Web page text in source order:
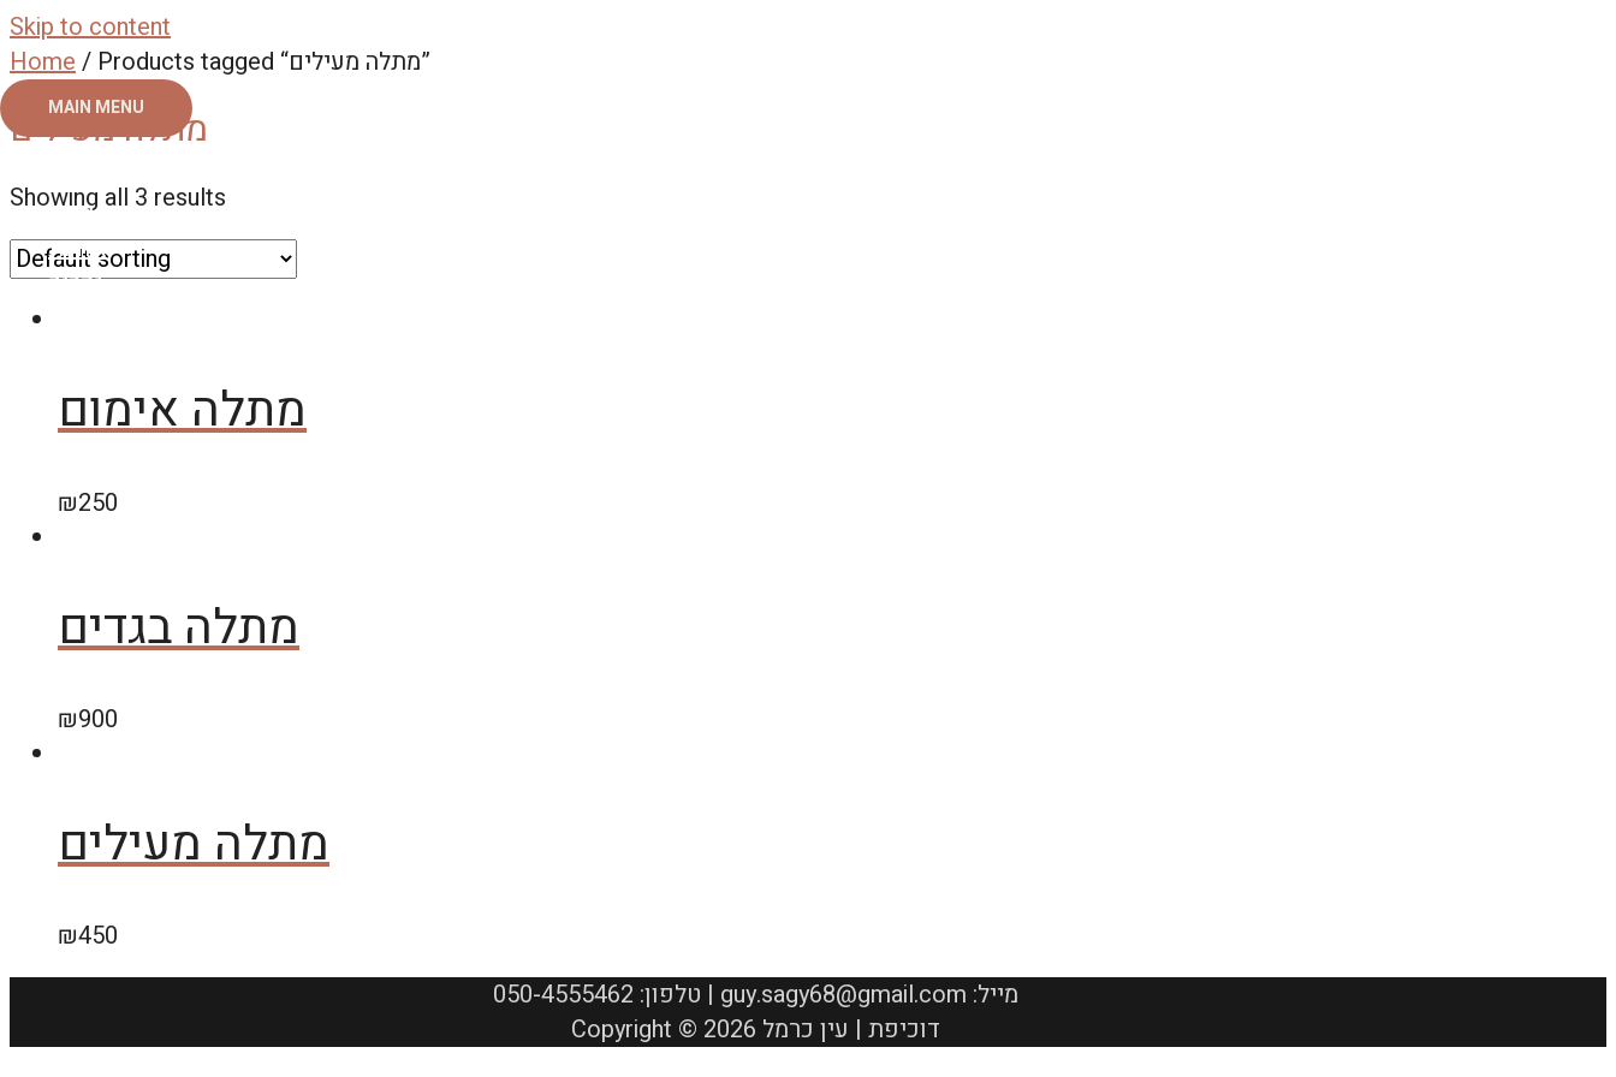
Skip to content
MAIN MENU
צור קשר
אודות
גלריה
Home / Products tagged “מתלה מעילים”
מתלה מעילים
Showing all 3 results
מתלה אימום
₪250
מתלה בגדים
₪900
מתלה מעילים
₪450
050-4555462 :טלפון | guy.sagy68@gmail.com :מייל
Copyright © 2026 דוכיפת | עין כרמל